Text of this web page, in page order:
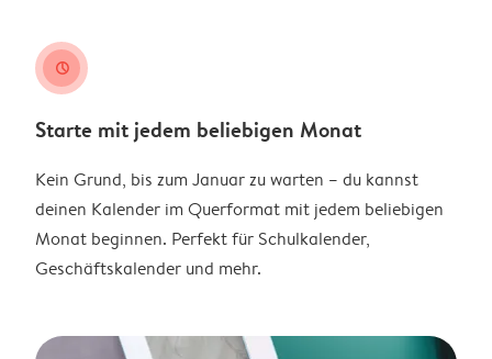
clock
Starte mit jedem beliebigen Monat
Kein Grund, bis zum Januar zu warten – du kannst
deinen Kalender im Querformat mit jedem beliebigen
Monat beginnen. Perfekt für Schulkalender,
Geschäftskalender und mehr.